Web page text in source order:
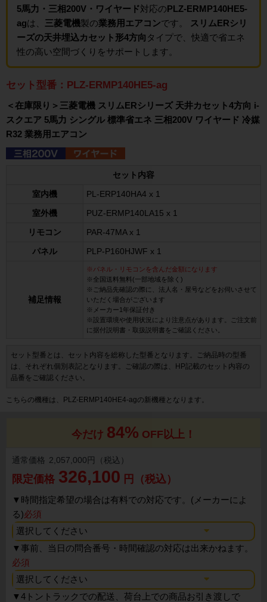
5馬力・三相200V・ワイヤード対応のPLZ-ERMP140HE5-
agは、 三菱電機製の業務用エアコンです。
スリムERシリ
ーズの天井埋込カセット形4方向 タイプで、快適で省エネ
性の高い空間づくりをサポートします。
セット型番：PLZ-ERMP140HE5-ag
＜在庫限り＞三菱電機 スリムERシリーズ 天井カセット4方向 i-
スクエア 5馬力 シングル 標準省エネ 三相200V ワイヤード 冷媒
R32 業務用エアコン
セット内容
室内機 PL-ERP140HA4 x 1
室外機 PUZ-ERMP140LA15 x 1
リモコン PAR-47MA x 1
パネル PLP-P160HJWF x 1
補足情報
※パネル・リモコンを含んだ金額になります
※全国送料無料(一部地域を除く)
※ご納品先確認の際に、法人名・屋号などをお伺いさせて
いただく場合がございます
※メーカー1年保証付き
※設置環境や使用状況により注意点があります。ご注文前
に据付説明書・取扱説明書をご確認ください。
セット型番とは、セット内容を総称した型番となります。ご納品時の型番
は、それぞれ個別表記となります。ご確認の際は、HP記載のセット内容の
品番をご確認ください。
こちらの機種は、PLZ-ERMP140HE4-agの新機種となります。
今だけ 84% OFF以上！
通常価格 2,057,000円（税込）
限定価格 326,100 円（税込）
▼ 時間指定希望の場合は有料での対応です。(メーカーによ
る)必須
▼事前、当日の問合番号・時間確認の対応は出来かねます。
必須
▼4トントラックでの配送、荷台上での商品お引き渡しで